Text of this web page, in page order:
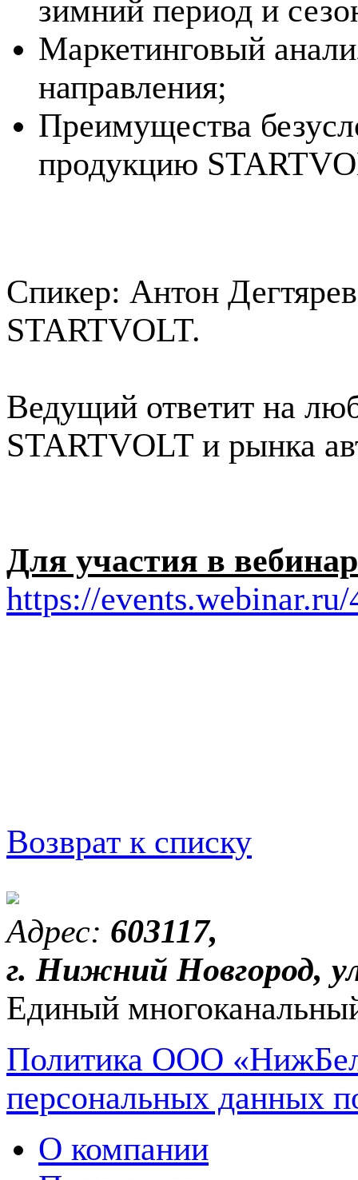
зимний период и
Маркетинговый
направления;
Преимущества
продукцию
Спикер: Антон
STARTVOLT.
Ведущий ответит на
STARTVOLT и рынка
Для участия в
https://
Возврат к списку
Адрес: 603117,
г. Нижний Новгород,
Единый
Политика ООО
персональных данных
О компании